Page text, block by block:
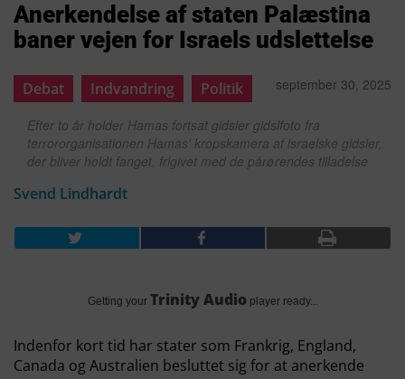
Anerkendelse af staten Palæstina
baner vejen for Israels udslettelse
Debat Indvandring Politik september 30, 2025
Efter to år holder Hamas fortsat gidsler gidslfoto fra
terrororganisationen Hamas' kropskamera af israelske gidsler,
der bliver holdt fanget, frigivet med de pårørendes tilladelse
Svend Lindhardt
Getting your Trinity Audio player ready...
Indenfor kort tid har stater som Frankrig, England,
Canada og Australien besluttet sig for at anerkende